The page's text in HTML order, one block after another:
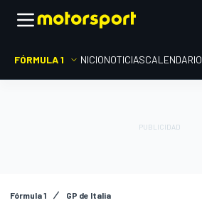
FÓRMULA 1 INICIONOTICIASCALENDARIO
Fórmula 1 GP de Italia